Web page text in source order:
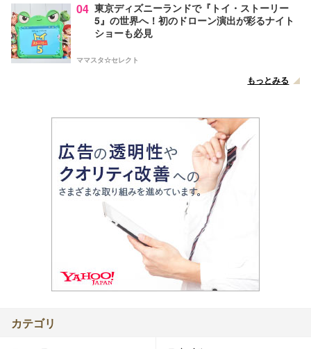
04 東京ディズニーランドで『トイ・ストーリー
5』の世界へ！初のドローン演出が彩るナイト
ショーも必見
ママスタ☆セレクト
もっとみる
カテゴリ